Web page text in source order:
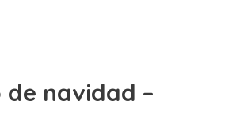
navidad –